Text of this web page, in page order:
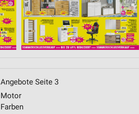
Angebote Seite 3
Motor
Farben